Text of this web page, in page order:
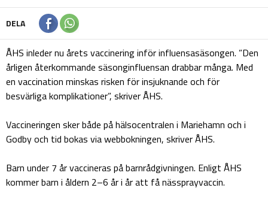
DELA
ÅHS inleder nu årets vaccinering inför influensasäsongen. ”Den
årligen återkommande säsonginfluensan drabbar många. Med
en vaccination minskas risken för insjuknande och för
besvärliga komplikationer”, skriver ÅHS.
Vaccineringen sker både på hälsocentralen i Mariehamn och i
Godby och tid bokas via webbokningen, skriver ÅHS.
Barn under 7 år vaccineras på barnrådgivningen. Enligt ÅHS
kommer barn i åldern 2–6 år i år att få nässprayvaccin.